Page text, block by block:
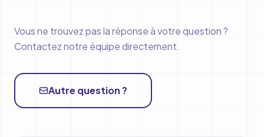
Liste des questions fréquentes
Vous ne trouvez pas la réponse à votre question ?
Contactez notre équipe directement.
Autre question ?